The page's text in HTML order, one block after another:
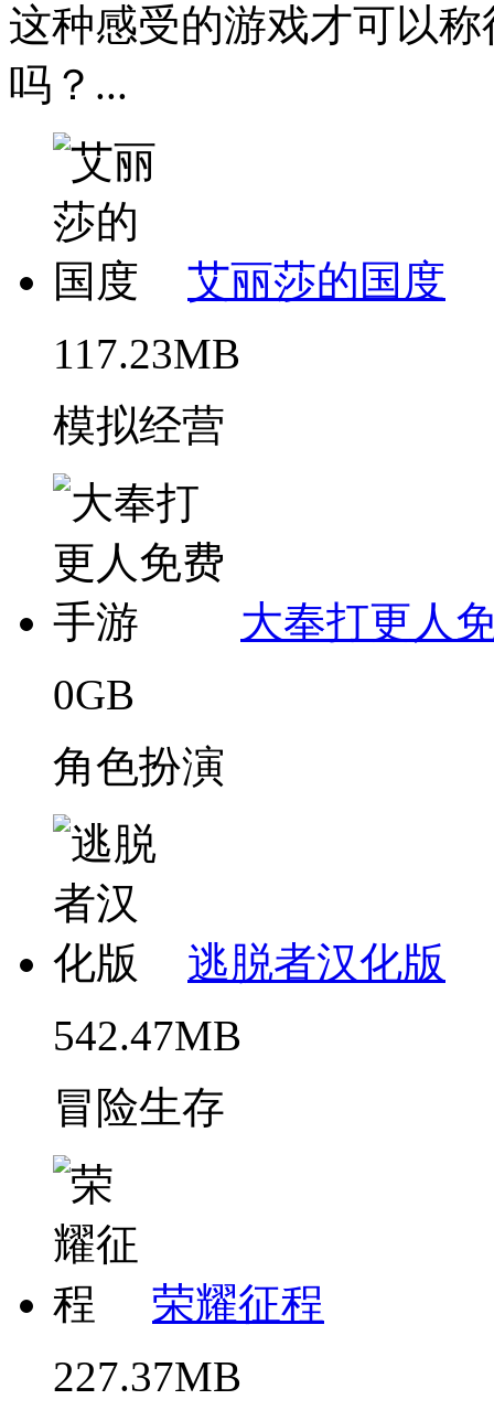
这种感受的游戏才可以
吗？...
艾丽莎的国度
117.23MB
模拟经营
大奉打更人
0GB
角色扮演
逃脱者汉化版
542.47MB
冒险生存
荣耀征程
227.37MB